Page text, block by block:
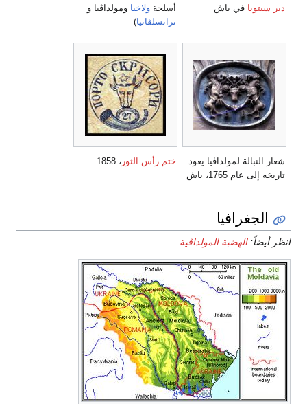
دير سيتويا في ياش
أسلحة ولاخيا ومولداڤيا و
ترانسلڤانيا)
شعار النبالة لمولداڤيا يعود
تاريخه إلى عام 1765، ياش
ختم رأس الثور ، 1858
الجغرافيا
انظر أيضاً:الهضبة المولداڤية